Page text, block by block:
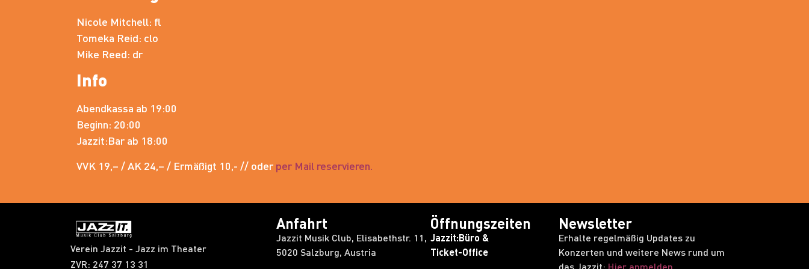
Nicole Mitchell: fl
Tomeka Reid: clo
Mike Reed: dr
Info
Abendkassa ab 19:00
Beginn: 20:00
Jazzit:Bar ab 18:00
VVK 19,– / AK 24,– / Ermäßigt 10,- // oder per Mail reservieren.
Verein Jazzit - Jazz im Theater
ZVR: 247 37 13 31​
Anfahrt
Jazzit Musik Club, Elisabethstr. 11,
5020 Salzburg, Austria
Öffnungszeiten
Jazzit:Büro &
Ticket-Office
Newsletter
Erhalte regelmäßig Updates zu
Konzerten und weitere News rund um
das Jazzit: Hier anmelden